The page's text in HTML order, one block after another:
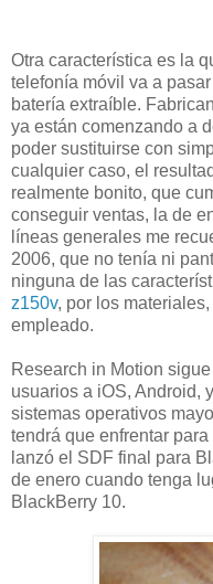
Otra característica es la
telefonía móvil va a
batería extraíble.
ya están comenzando a
poder sustituirse con
cualquier caso, el
realmente bonito, que
conseguir ventas, la de
líneas generales me
2006, que no tenía ni
ninguna de las
z150v, por los
empleado.
Research in Motion
usuarios a iOS, Android,
sistemas operativos
tendrá que enfrentar
lanzó el SDF final para
de enero cuando tenga
BlackBerry 10.